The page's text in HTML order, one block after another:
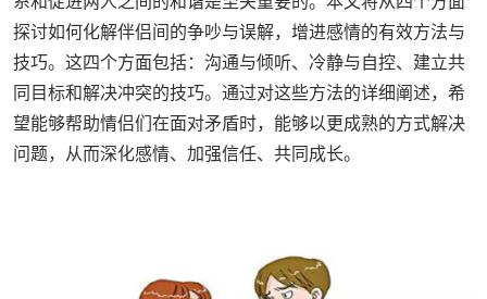
探讨如何化解伴侣间的争吵与误解，增进感情的有效方法与
技巧。这四个方面包括：沟通与倾听、冷静与自控、建立共
同目标和解决冲突的技巧。通过对这些方法的详细阐述，希
望能够帮助情侣们在面对矛盾时，能够以更成熟的方式解决
问题，从而深化感情、加强信任、共同成长。